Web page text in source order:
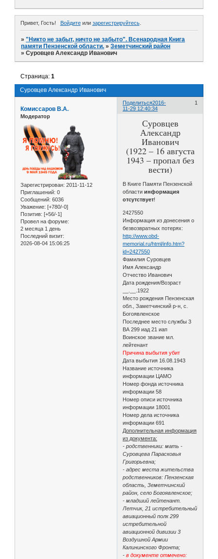
Привет, Гость! Войдитеили зарегистрируйтесь.
»"Никто не забыт, ничто не забыто". Всенародная Книга
памяти Пензенской области. »Земетчинский район
»Суровцев Александр Иванович
Суровцев Александр Иванович
Страница:1
Поделиться 1
2016-
11-29 12:40:34
Комиссаров В.А.
Модератор
Зарегистрирован: 2011-11-12
Приглашений: 0
Сообщений: 6036
Уважение: [+780/-0]
Позитив: [+56/-1]
Провел на форуме:
2 месяца 1 день
Последний визит:
2026-08-04 15:06:25
Суровцев
Александр
Иванович
(1922 – 16 августа
1943 – пропал без
вести)
В Книге Памяти Пензенской
областиинформация
отсутствует!
2427550
Информация из донесения о
безвозвратных потерях:
http://www.obd-
memorial.ru/html/info.htm?
id=2427550
Фамилия Суровцев
Имя Александр
Отчество Иванович
Дата рождения/Возраст
__.__.1922
Место рождения Пензенская
обл., Заметчинский р-н, с.
Богоявленское
Последнее место службы 3
ВА 299 иад 21 иап
Воинское звание мл.
лейтенант
Причина выбытия убит
Дата выбытия 16.08.1943
Название источника
информации ЦАМО
Номер фонда источника
информации 58
Номер описи источника
информации 18001
Номер дела источника
информации 691
Дополнительная информация
из документа:
- родственники: мать -
Суровцева Парасковья
Григорьевна;
- адрес места жительства
родственников: Пензенская
область, Земетчинский
район, село Богоявленское;
- младший лейтенант.
Летчик, 21 истребительный
авиационный полк 299
истребительной
авиационной дивизии 3
Воздушной Армии
Калининского Фронта;
-в документе отмечено: